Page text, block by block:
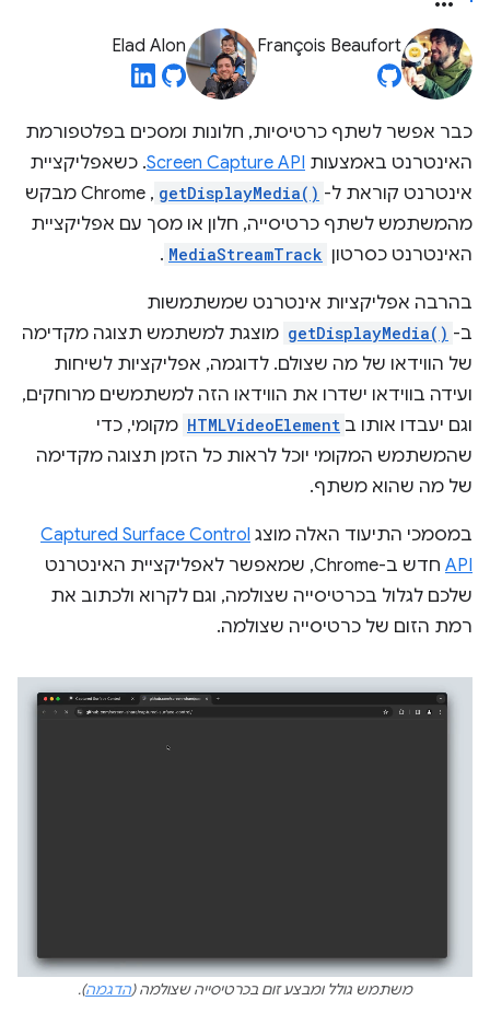
François Beaufort
Elad Alon
כבר אפשר לשתף כרטיסיות, חלונות ומסכים בפלטפורמת
האינטרנט באמצעות Screen Capture API. כשאפליקציית
אינטרנט קוראת ל- getDisplayMedia()
, Chrome מבקש
מהמשתמש לשתף כרטיסייה, חלון או מסך עם אפליקציית
האינטרנט כסרטון MediaStreamTrack
.
בהרבה אפליקציות אינטרנט שמשתמשות
ב- getDisplayMedia() מוצגת למשתמש תצוגה מקדימה
של הווידאו של מה שצולם. לדוגמה, אפליקציות לשיחות
ועידה בווידאו ישדרו את הווידאו הזה למשתמשים מרוחקים,
וגם יעבדו אותו ב HTMLVideoElement מקומי, כדי
שהמשתמש המקומי יוכל לראות כל הזמן תצוגה מקדימה
של מה שהוא משתף.
במסמכי התיעוד האלה מוצג Captured Surface Control
API
חדש ב-Chrome, שמאפשר לאפליקציית האינטרנט
שלכם לגלול בכרטיסייה שצולמה, וגם לקרוא ולכתוב את
רמת הזום של כרטיסייה שצולמה.
משתמש גולל ומבצע זום בכרטיסייה שצולמה (הדגמה).